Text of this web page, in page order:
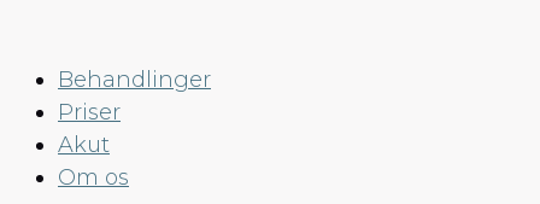
indholdBehandlinger
Priser
Akut
Om os